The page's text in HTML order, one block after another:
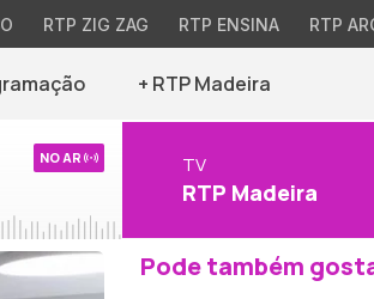
RTP ZIG ZAG RTP ENSINA RTP
+ RTP Madeira
NO AR TV
RTP Madeira
Pode também